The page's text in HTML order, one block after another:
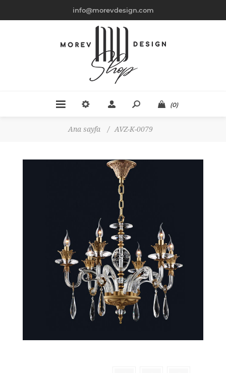
info@morevdesign.com
(0)
Ana sayfa / AVZ-K-0079